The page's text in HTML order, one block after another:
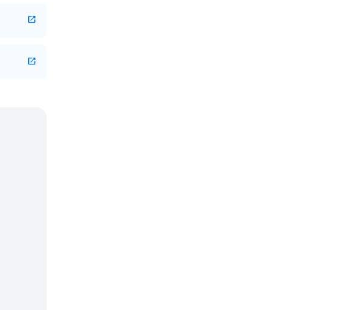
open_in_new
open_in_new